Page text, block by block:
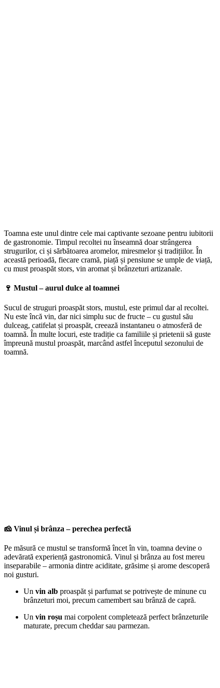
Toamna este unul dintre cele mai captivante sezoane pentru iubitorii
de gastronomie. Timpul recoltei nu înseamnă doar strângerea
strugurilor, ci și sărbătoarea aromelor, miresmelor și tradițiilor. În
această perioadă, fiecare cramă, piață și pensiune se umple de viață,
cu must proaspăt stors, vin aromat și brânzeturi artizanale.
🍷 Mustul – aurul dulce al toamnei
Sucul de struguri proaspăt stors, mustul, este primul dar al recoltei.
Nu este încă vin, dar nici simplu suc de fructe – cu gustul său
dulceag, catifelat și proaspăt, creează instantaneu o atmosferă de
toamnă. În multe locuri, este tradiție ca familiile și prietenii să guste
împreună mustul proaspăt, marcând astfel începutul sezonului de
toamnă.
🧀 Vinul și brânza – perechea perfectă
Pe măsură ce mustul se transformă încet în vin, toamna devine o
adevărată experiență gastronomică. Vinul și brânza au fost mereu
inseparabile – armonia dintre aciditate, grăsime și arome descoperă
noi gusturi.
Un vin alb proaspăt și parfumat se potrivește de minune cu
brânzeturi moi, precum camembert sau brânză de capră.
Un vin roșu mai corpolent completează perfect brânzeturile
maturate, precum cheddar sau parmezan.